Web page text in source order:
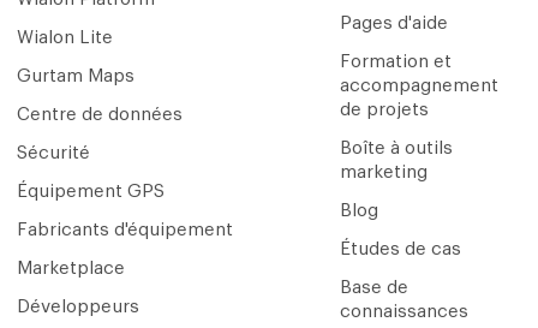
Wialon Lite
Gurtam Maps
Centre de données
Sécurité
Équipement GPS
Fabricants d'équipement
Marketplace
Développeurs
Pages d'aide
Formation et
accompagnement
de projets
Boîte à outils
marketing
Blog
Études de cas
Base de
connaissances